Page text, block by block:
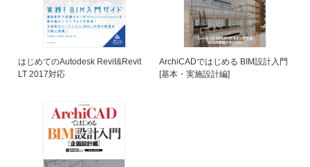
はじめてのAutodesk Revit&Revit
LT 2017対応
ArchiCADではじめる BIM設計入門
[基本・実施設計編]